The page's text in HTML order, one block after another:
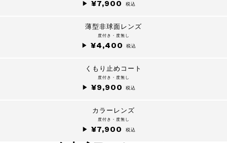
¥7,900 税込
薄型非球面レンズ
度付き・度無し
¥4,400 税込
くもり止めコート
度付き・度無し
¥9,900 税込
カラーレンズ
度付き・度無し
¥7,900 税込